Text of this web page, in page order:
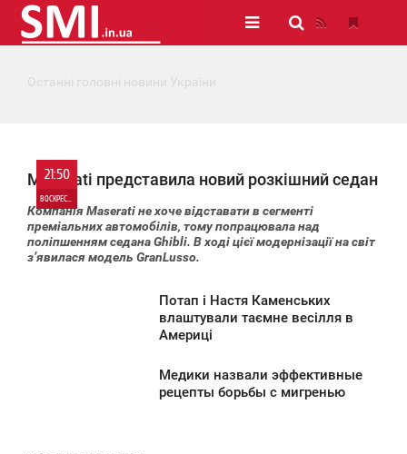
Останні головні новини України
21:50
ВОСКРЕСЕНЬЕ
Maserati представила новий розкішний седан
Компанія Maserati не хоче відставати в сегменті
преміальних автомобілів, тому попрацювала над
поліпшенням седана Ghibli. В ході цієї модернізації на світ
з’явилася модель GranLusso.
Потап і Настя Каменських
влаштували таємне весілля в
Америці
Медики назвали эффективные
рецепты борьбы с мигренью